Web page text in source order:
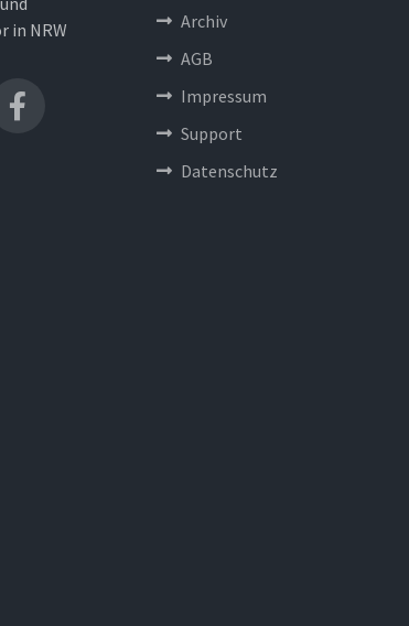
in NRW
Archiv
AGB
Impressum
Support
Datenschutz